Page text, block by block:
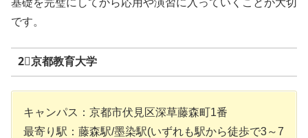
基礎を完璧にしてから応用や演習に入っていくことが大切
です。
2⃣京都教育大学
キャンパス：京都市伏見区深草藤森町1番
最寄り駅：藤森駅/墨染駅(いずれも駅から徒歩で3～7